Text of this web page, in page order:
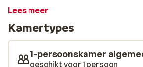
vermaken, terwijl jij even heerlijk kunt
goede service in de watten te leggen.
verfrissende duik in één van de
van de waterglijbaan. Het
dat er van ’s ochtends tot ’s avonds
Lees meer
Kamertypes
1-persoonskamer
geschikt voor 1 persoon